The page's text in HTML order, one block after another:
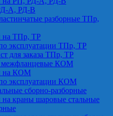
А, РД-В
разборные ТПр,
на ТПр, ТР
эксплуатации ТПр, ТР
для заказа ТПр, ТР
межфланцевые КОМ
на КОМ
эксплуатации КОМ
сборно-разборные
краны шаровые стальные